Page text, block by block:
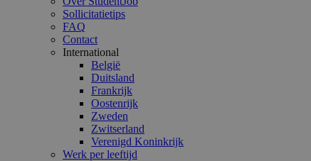
Sollicitatietips
FAQ
Contact
International
België
Duitsland
Frankrijk
Oostenrijk
Zweden
Zwitserland
Verenigd Koninkrijk
Werk per leeftijd